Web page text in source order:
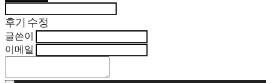
후기 수정
글쓴이
이메일